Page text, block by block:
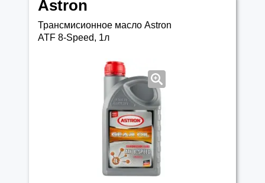
Astron
Трансмисионное масло Astron
ATF 8-Speed, 1л